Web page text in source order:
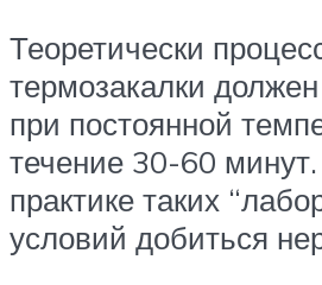
Теоретически
термозакалки
при постоянной
течение 30-60
практике таких
условий добиться